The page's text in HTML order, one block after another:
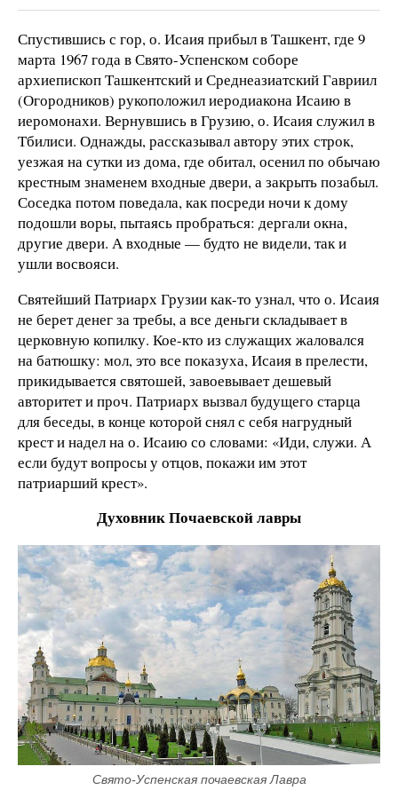
Спустившись с гор, о. Исаия прибыл в Ташкент, где 9
марта 1967 года в Свято-Успенском соборе
архиепископ Ташкентский и Среднеазиатский Гавриил
(Огородников) рукоположил иеродиакона Исаию в
иеромонахи. Вернувшись в Грузию, о. Исаия служил в
Тбилиси. Однажды, рассказывал автору этих строк,
уезжая на сутки из дома, где обитал, осенил по обычаю
крестным знаменем входные двери, а закрыть позабыл.
Соседка потом поведала, как посреди ночи к дому
подошли воры, пытаясь пробраться: дергали окна,
другие двери. А входные — будто не видели, так и
ушли восвояси.
Святейший Патриарх Грузии как-то узнал, что о. Исаия
не берет денег за требы, а все деньги складывает в
церковную копилку. Кое-кто из служащих жаловался
на батюшку: мол, это все показуха, Исаия в прелести,
прикидывается святошей, завоевывает дешевый
авторитет и проч. Патриарх вызвал будущего старца
для беседы, в конце которой снял с себя нагрудный
крест и надел на о. Исаию со словами: «Иди, служи. А
если будут вопросы у отцов, покажи им этот
патриарший крест».
Духовник Почаевской лавры
Свято-Успенская почаевская Лавра